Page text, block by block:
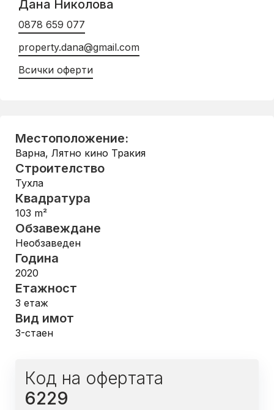
Дана Николова
0878 659 077
property.dana@gmail.com
Всички оферти
Местоположение:
Варна, Лятно кино Тракия
Строителство
Тухла
Квадратура
103 m²
Обзавеждане
Необзаведен
Година
2020
Етажност
3 етаж
Вид имот
3-стаен
Код на офертата
6229